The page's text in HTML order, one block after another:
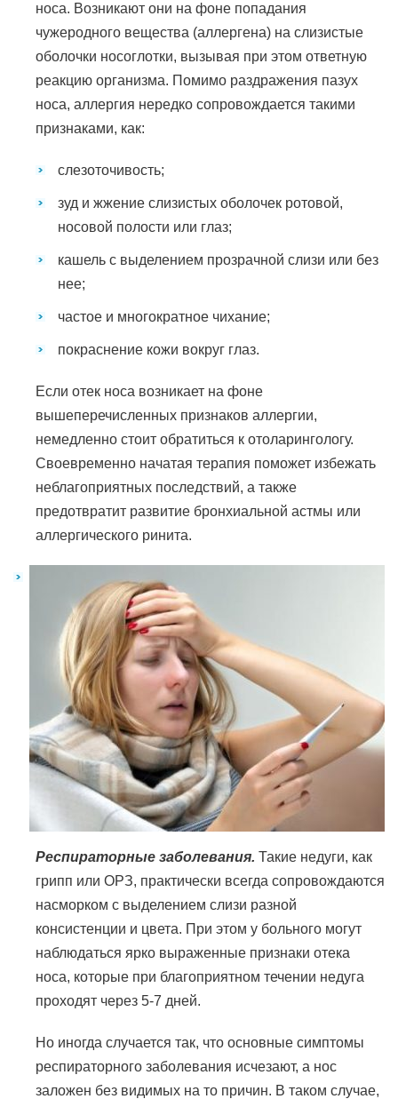
носа. Возникают они на фоне попадания
чужеродного вещества (аллергена) на слизистые
оболочки носоглотки, вызывая при этом ответную
реакцию организма. Помимо раздражения пазух
носа, аллергия нередко сопровождается такими
признаками, как:
слезоточивость;
зуд и жжение слизистых оболочек ротовой,
носовой полости или глаз;
кашель с выделением прозрачной слизи или без
нее;
частое и многократное чихание;
покраснение кожи вокруг глаз.
Если отек носа возникает на фоне
вышеперечисленных признаков аллергии,
немедленно стоит обратиться к отоларингологу.
Своевременно начатая терапия поможет избежать
неблагоприятных последствий, а также
предотвратит развитие бронхиальной астмы или
аллергического ринита.
Респираторные заболевания. Такие недуги, как
грипп или ОРЗ, практически всегда сопровождаются
насморком с выделением слизи разной
консистенции и цвета. При этом у больного могут
наблюдаться ярко выраженные признаки отека
носа, которые при благоприятном течении недуга
проходят через 5-7 дней.
Но иногда случается так, что основные симптомы
респираторного заболевания исчезают, а нос
заложен без видимых на то причин. В таком случае,